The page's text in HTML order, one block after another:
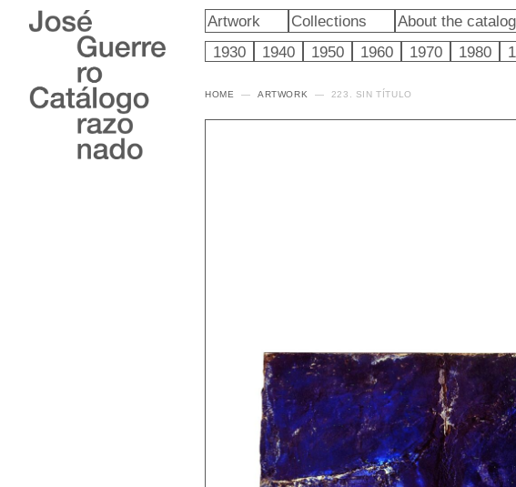
Artwork Collections
About the
1930
1940 1950 1960 1970 1980
HOME ARTWORK 223. SIN TÍTULO